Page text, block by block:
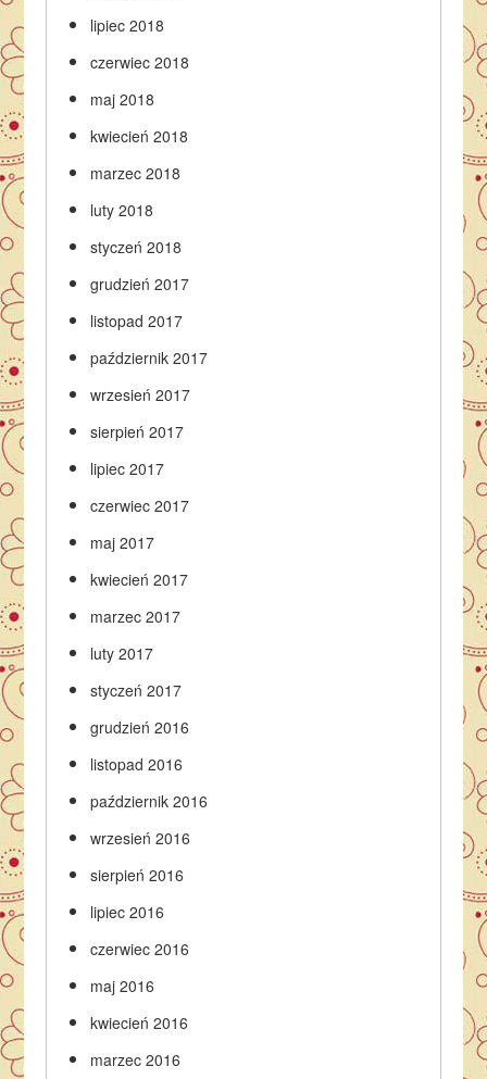
lipiec 2018
czerwiec 2018
maj 2018
kwiecień 2018
marzec 2018
luty 2018
styczeń 2018
grudzień 2017
listopad 2017
październik 2017
wrzesień 2017
sierpień 2017
lipiec 2017
czerwiec 2017
maj 2017
kwiecień 2017
marzec 2017
luty 2017
styczeń 2017
grudzień 2016
listopad 2016
październik 2016
wrzesień 2016
sierpień 2016
lipiec 2016
czerwiec 2016
maj 2016
kwiecień 2016
marzec 2016